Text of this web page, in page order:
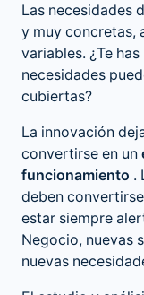
Las necesidades
y muy concretas,
variables. ¿Te
necesidades
cubiertas?
La innovación
convertirse en un
funcionamiento .
deben
estar siempre
Negocio, nuevas
nuevas